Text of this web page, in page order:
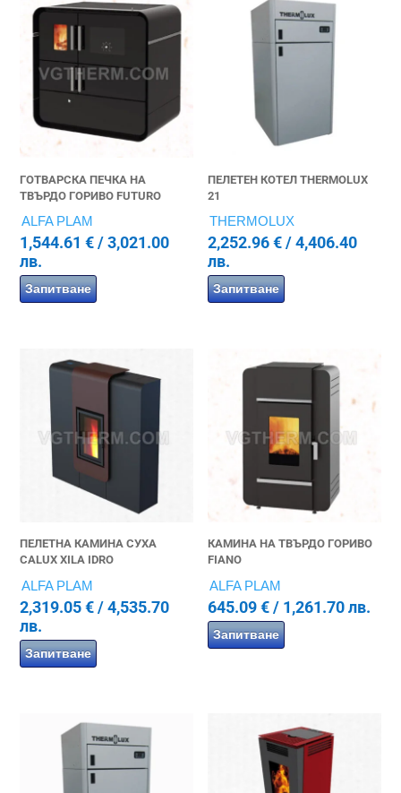
ГОТВАРСКА ПЕЧКА НА
ТВЪРДО ГОРИВО FUTURO
ALFA PLAM
1,544.61€ / 3,021.00
лв.
Запитване
ПЕЛЕТЕН КОТЕЛ THERMOLUX
21
THERMOLUX
2,252.96€/ 4,406.40
лв.
Запитване
ПЕЛЕТНА КАМИНА СУХА
CALUX XILA IDRO
ALFA PLAM
2,319.05€ / 4,535.70
лв.
Запитване
КАМИНА НА ТВЪРДО ГОРИВО
FIANO
ALFA PLAM
645.09€/ 1,261.70 лв.
Запитване